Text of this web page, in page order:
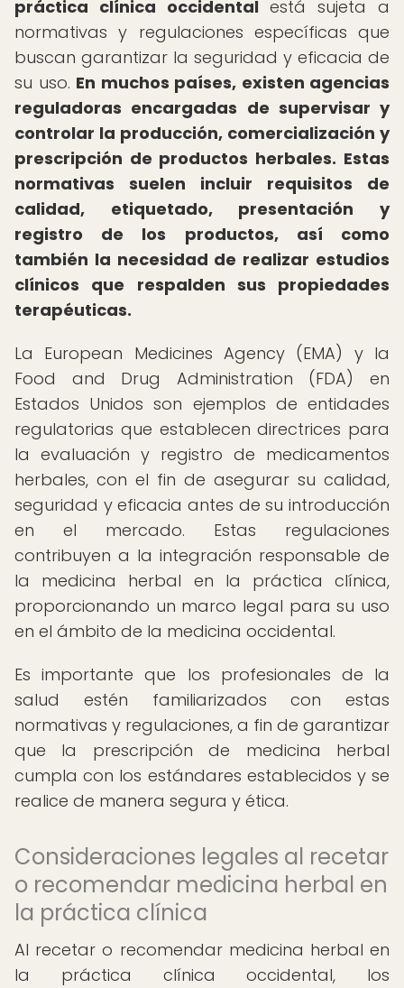
práctica clínica occidentalestá sujeta a
normativas y regulaciones específicas que
buscan garantizar la seguridad y eficacia de
su uso. En muchos países, existen agencias
reguladoras encargadas de supervisar y
controlar la producción, comercialización y
prescripción de productos herbales. Estas
normativas suelen incluir requisitos de
calidad, etiquetado, presentación y
registro de los productos, así como
también la necesidad de realizar estudios
clínicos que respalden sus propiedades
terapéuticas.
La European Medicines Agency (EMA) y la
Food and Drug Administration (FDA) en
Estados Unidos son ejemplos de entidades
regulatorias que establecen directrices para
la evaluación y registro de medicamentos
herbales, con el fin de asegurar su calidad,
seguridad y eficacia antes de su introducción
en el mercado. Estas regulaciones
contribuyen a la integración responsable de
la medicina herbal en la práctica clínica,
proporcionando un marco legal para su uso
en el ámbito de la medicina occidental.
Es importante que los profesionales de la
salud estén familiarizados con estas
normativas y regulaciones, a fin de garantizar
que la prescripción de medicina herbal
cumpla con los estándares establecidos y se
realice de manera segura y ética.
Consideraciones legales al recetar
o recomendar medicina herbal en
la práctica clínica
Al recetar o recomendar medicina herbal en
la práctica clínica occidental, los